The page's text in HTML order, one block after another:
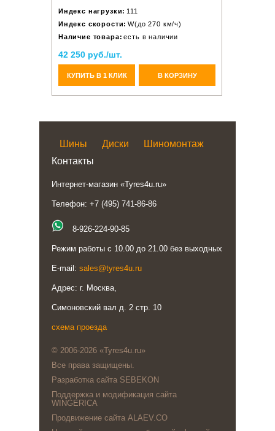
Индекс нагрузки: 111
Индекс скорости: W(до 270 км/ч)
Наличие товара: есть в наличии
42 250 руб./шт.
КУПИТЬ В 1 КЛИК В КОРЗИНУ
Шины Диски
Шиномонтаж
Контакты
Интернет-магазин «Tyres4u.ru»
Телефон: +7 (495) 741-86-86
8-926-224-90-85
Режим работы с 10.00 до 21.00 без выходных
E-mail: sales@tyres4u.ru
Адрес: г. Москва,
Симоновский вал д. 2 стр. 10
схема проезда
© 2006-2026 «Tyres4u.ru»
Все права защищены.
Разработка сайта SEBEKON
Поддержка и модификация сайта
WINGERICA
Продвижение сайта ALAEV.CO